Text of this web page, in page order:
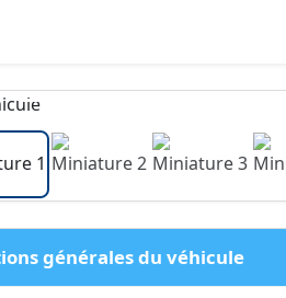
générales du véhicule